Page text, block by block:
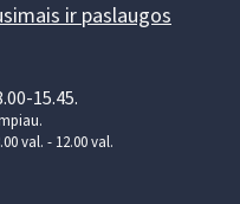
ir paslaugos
15.45.
val. - 12.00 val.